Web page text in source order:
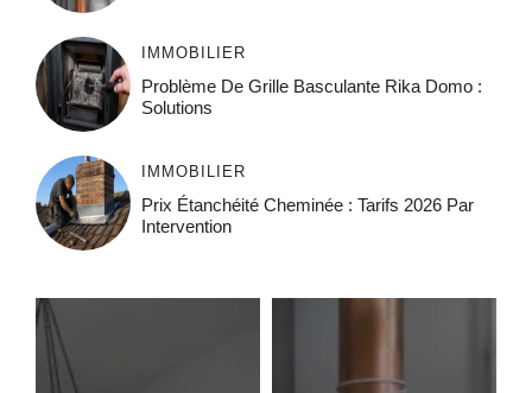
IMMOBILIER
Problème De Grille Basculante Rika Domo :
Solutions
IMMOBILIER
Prix Étanchéité Cheminée : Tarifs 2026 Par
Intervention